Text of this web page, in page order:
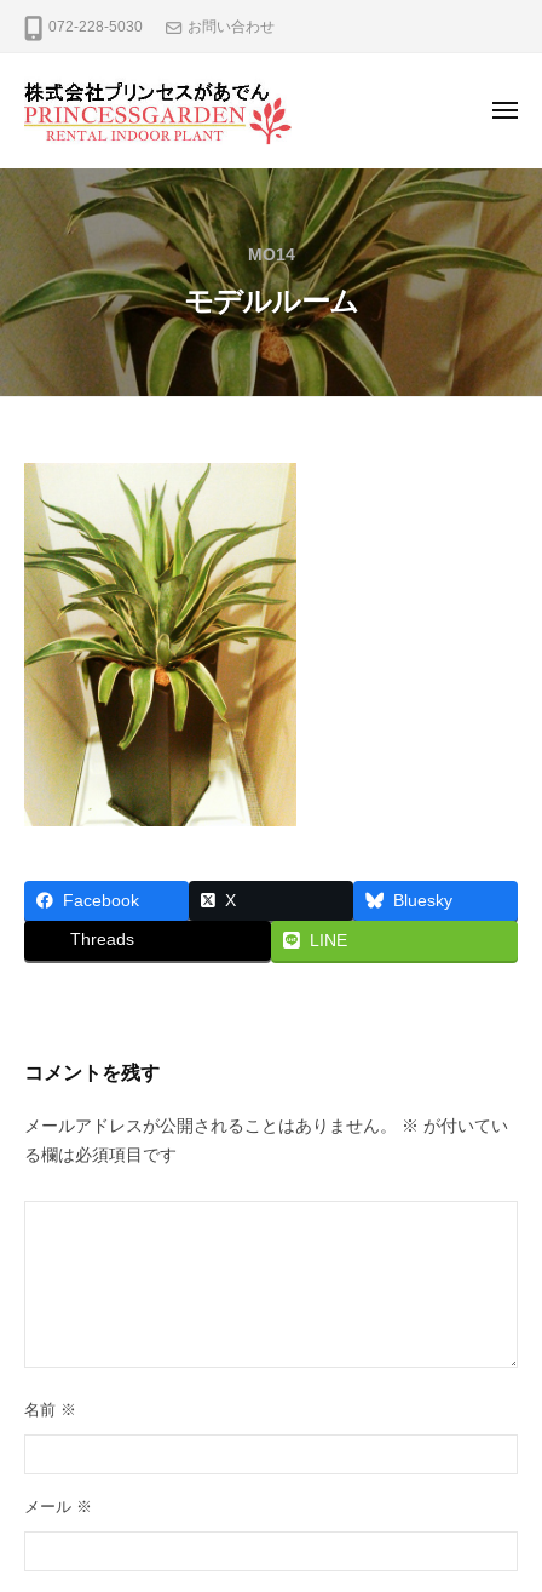
へ
キ
プ
072-228-5030 お問い合わせ
株
式
会
社
プ
ン
セ
が
あ
で
ん
観
植
の
レ
ン
タ
リ
ー
ス
な
ら
大
阪
・
株
式
会
社
ン
セ
ス
ん
メ
ー
MO14
モデルルーム
モ
デ
ル
ル
ー
ム
2015
年
5
日
by
princess
Facebook X Bluesky
Threads LINE
コメントを残す
メールアドレスが公開されることはありません。 ※ が付いてい
る欄は必須項目です
名前 ※
メール ※
式
社
プ
ン
セ
ス
あ
で
ん